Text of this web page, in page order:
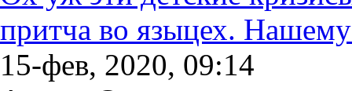
притча во языцех.
15-фев, 2020, 09:14